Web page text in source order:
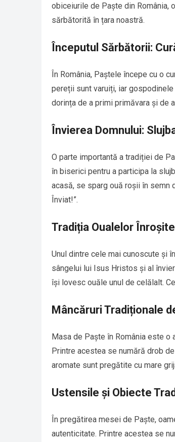
obiceiurile de Paște din România,
sărbătorită în țara noastră.
Începutul Sărbătorii:
În România, Paștele începe cu o
pereții sunt varuiți, iar
dorința de a primi primăvara și de
Învierea Domnului:
O parte importantă a tradiției de
în biserici pentru a participa la
acasă, se sparg ouă roșii în semn
Înviat!”.
Tradiția Oualelor
Unul dintre cele mai cunoscute și
sângelui lui Isus Hristos și al
își lovesc ouăle unul de celălalt.
Mâncăruri Tradiționale
Masa de Paște în România este
Printre acestea se numără drob
aromate sunt pregătite cu mare
Ustensile și Obiecte
În pregătirea mesei de Paște,
autenticitate. Printre acestea se